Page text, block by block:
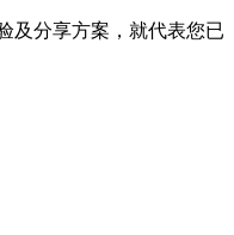
及分享方案，就代表您已